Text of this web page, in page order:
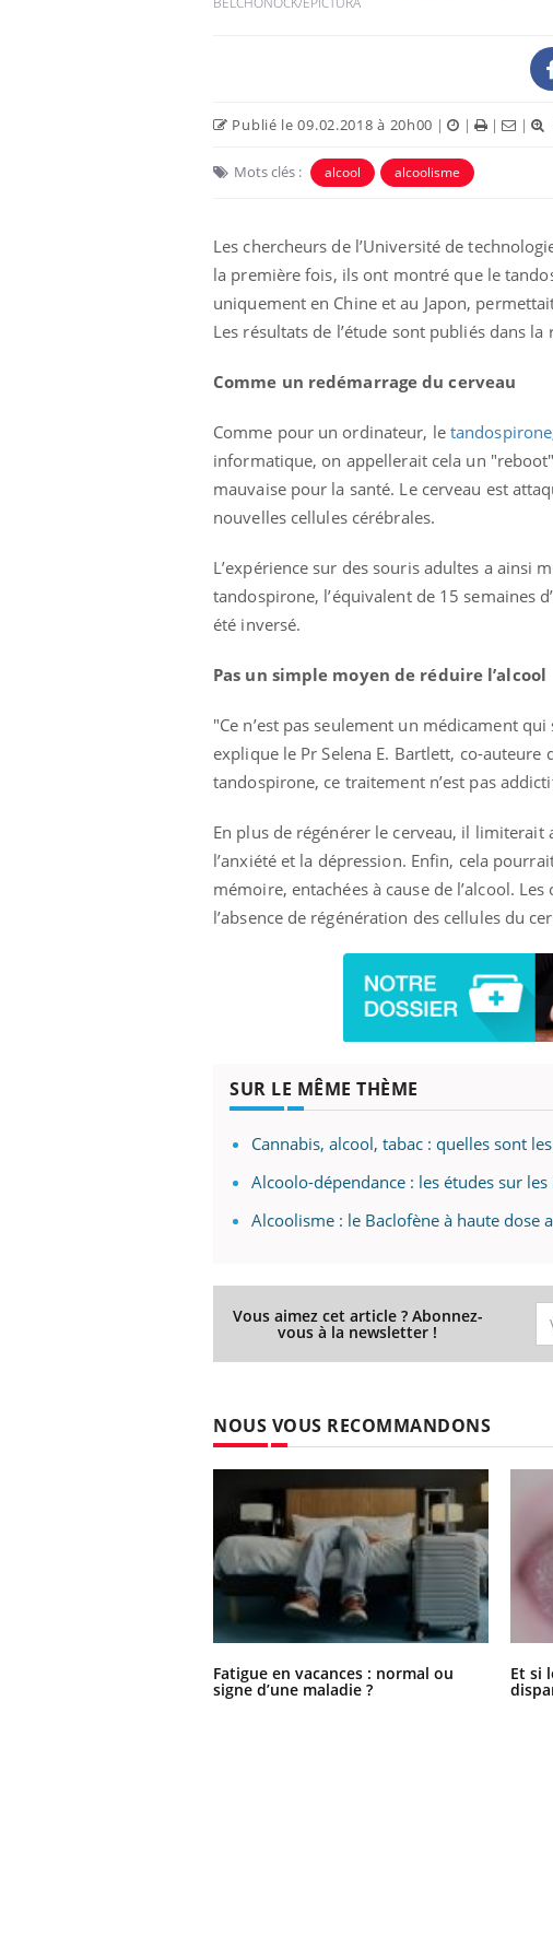
Publié le 09.02.2018 à 20h00 | | | |
Mots clés : alcool alcoolisme
Les chercheurs de l’Université de
la première fois, ils ont montré que le
uniquement en Chine et au Japon,
Les résultats de l’étude sont publiés dans
Comme un redémarrage du cerveau
Comme pour un ordinateur, le tandospirone
informatique, on appellerait cela un
mauvaise pour la santé. Le cerveau est
nouvelles cellules cérébrales.
L’expérience sur des souris adultes a ainsi
tandospirone, l’équivalent de 15 semaines
été inversé.
Pas un simple moyen de réduire l’alcool
"Ce n’est pas seulement un médicament
explique le Pr Selena E. Bartlett, co-auteure
tandospirone, ce traitement n’est pas
En plus de régénérer le cerveau, il limiterait
l’anxiété et la dépression. Enfin, cela
mémoire, entachées à cause de l’alcool.
l’absence de régénération des cellules du
SUR LE MÊME THÈME
Cannabis, alcool, tabac : quelles sont
Alcoolo-dépendance : les études sur
Alcoolisme : le Baclofène à haute dose
Vous aimez cet article ? Abonnez-
vous à la newsletter !
NOUS VOUS RECOMMANDONS
Fatigue en vacances : normal ou
signe d’une maladie ?
Et si
Insuline & Charge mentale : et si on
osait en parler?? Youtube
patients comme parfois chez les soignants.
Youtube
Eczéma
préparer
rythme de
soleil,
sont ...